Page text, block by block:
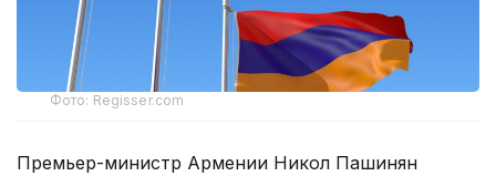
Фото: Regisser.com
Премьер-министр Армении Никол Пашинян